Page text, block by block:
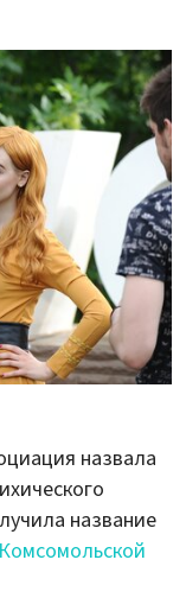
назвала
название